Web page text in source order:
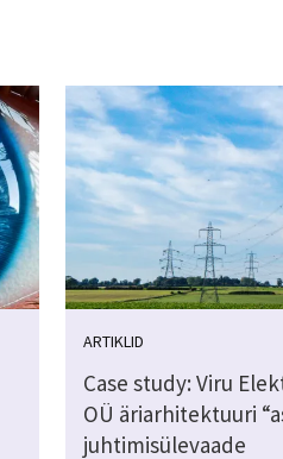
ARTIKLID
Case study: Viru
OÜ äriarhitektuuri
juhtimisülevaade